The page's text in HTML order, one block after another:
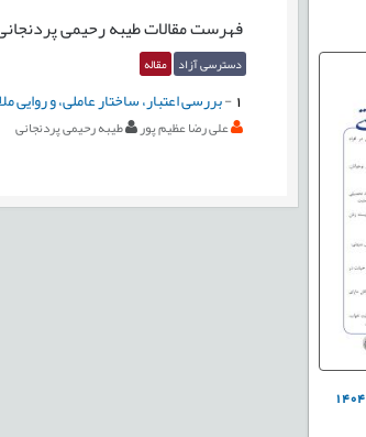
1404
فهرست مقالاتطیبه رحیمی
دسترسی آزاد مقاله
1
-بررسی اعتبار، ساختار عاملی، و روایی
علی رضا عظیم پور طیبه رحیمی پردنجانی